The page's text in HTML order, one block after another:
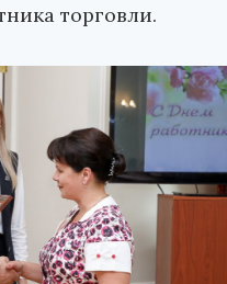
торговли.